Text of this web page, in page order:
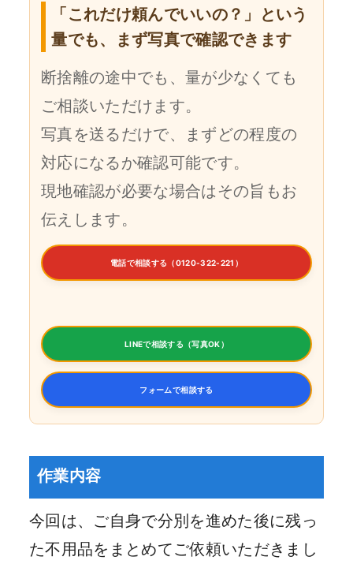
「これだけ頼んでいいの？」という
量でも、まず写真で確認できます
断捨離の途中でも、量が少なくても
ご相談いただけます。
写真を送るだけで、まずどの程度の
対応になるか確認可能です。
現地確認が必要な場合はその旨もお
伝えします。
電話で相談する（0120-322-221）
LINEで相談する（写真OK）
フォームで相談する
作業内容
今回は、ご自身で分別を進めた後に残っ
た不用品をまとめてご依頼いただきまし